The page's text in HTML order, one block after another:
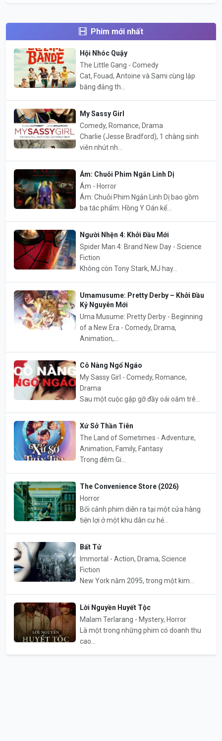
Phim mới nhất
Hội Nhóc Quậy
The Little Gang - Comedy
Cat, Fouad, Antoine và Sami cùng lập
băng đảng th...
My Sassy Girl
Comedy, Romance, Drama
Charlie (Jesse Bradford), 1 chàng sinh
viên nhút nh...
Ám: Chuỗi Phim Ngắn Linh Dị
Ám - Horror
Ám: Chuỗi Phim Ngắn Linh Dị bao gồm
ba tác phẩm: Hồng Y Oán kể...
Người Nhện 4: Khởi Đầu Mới
Spider Man 4: Brand New Day - Science
Fiction
Không còn Tony Stark, MJ hay...
Umamusume: Pretty Derby – Khởi Đầu
Kỷ Nguyên Mới
Uma Musume: Pretty Derby - Beginning
of a New Era - Comedy, Drama,
Animation,...
Cô Nàng Ngổ Ngáo
My Sassy Girl - Comedy, Romance,
Drama
Sau một cuộc gặp gỡ đầy oái oăm trê...
Xứ Sở Thần Tiên
The Land of Sometimes - Adventure,
Animation, Family, Fantasy
Trong đêm Gi...
The Convenience Store (2026)
Horror
Bối cảnh phim diễn ra tại một cửa hàng
tiện lợi ở một khu dân cư hẻ...
Bất Tử
Immortal - Action, Drama, Science
Fiction
New York năm 2095, trong một kim...
Lời Nguyền Huyết Tộc
Malam Terlarang - Mystery, Horror
Là một trong những phim có doanh thu
cao...